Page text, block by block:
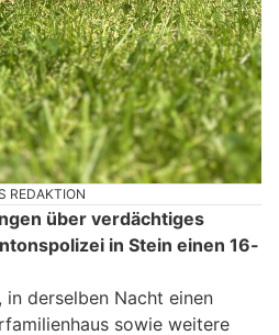
REDAKTION
über verdächtiges
in Stein einen 16-
derselben Nacht einen
sowie weitere